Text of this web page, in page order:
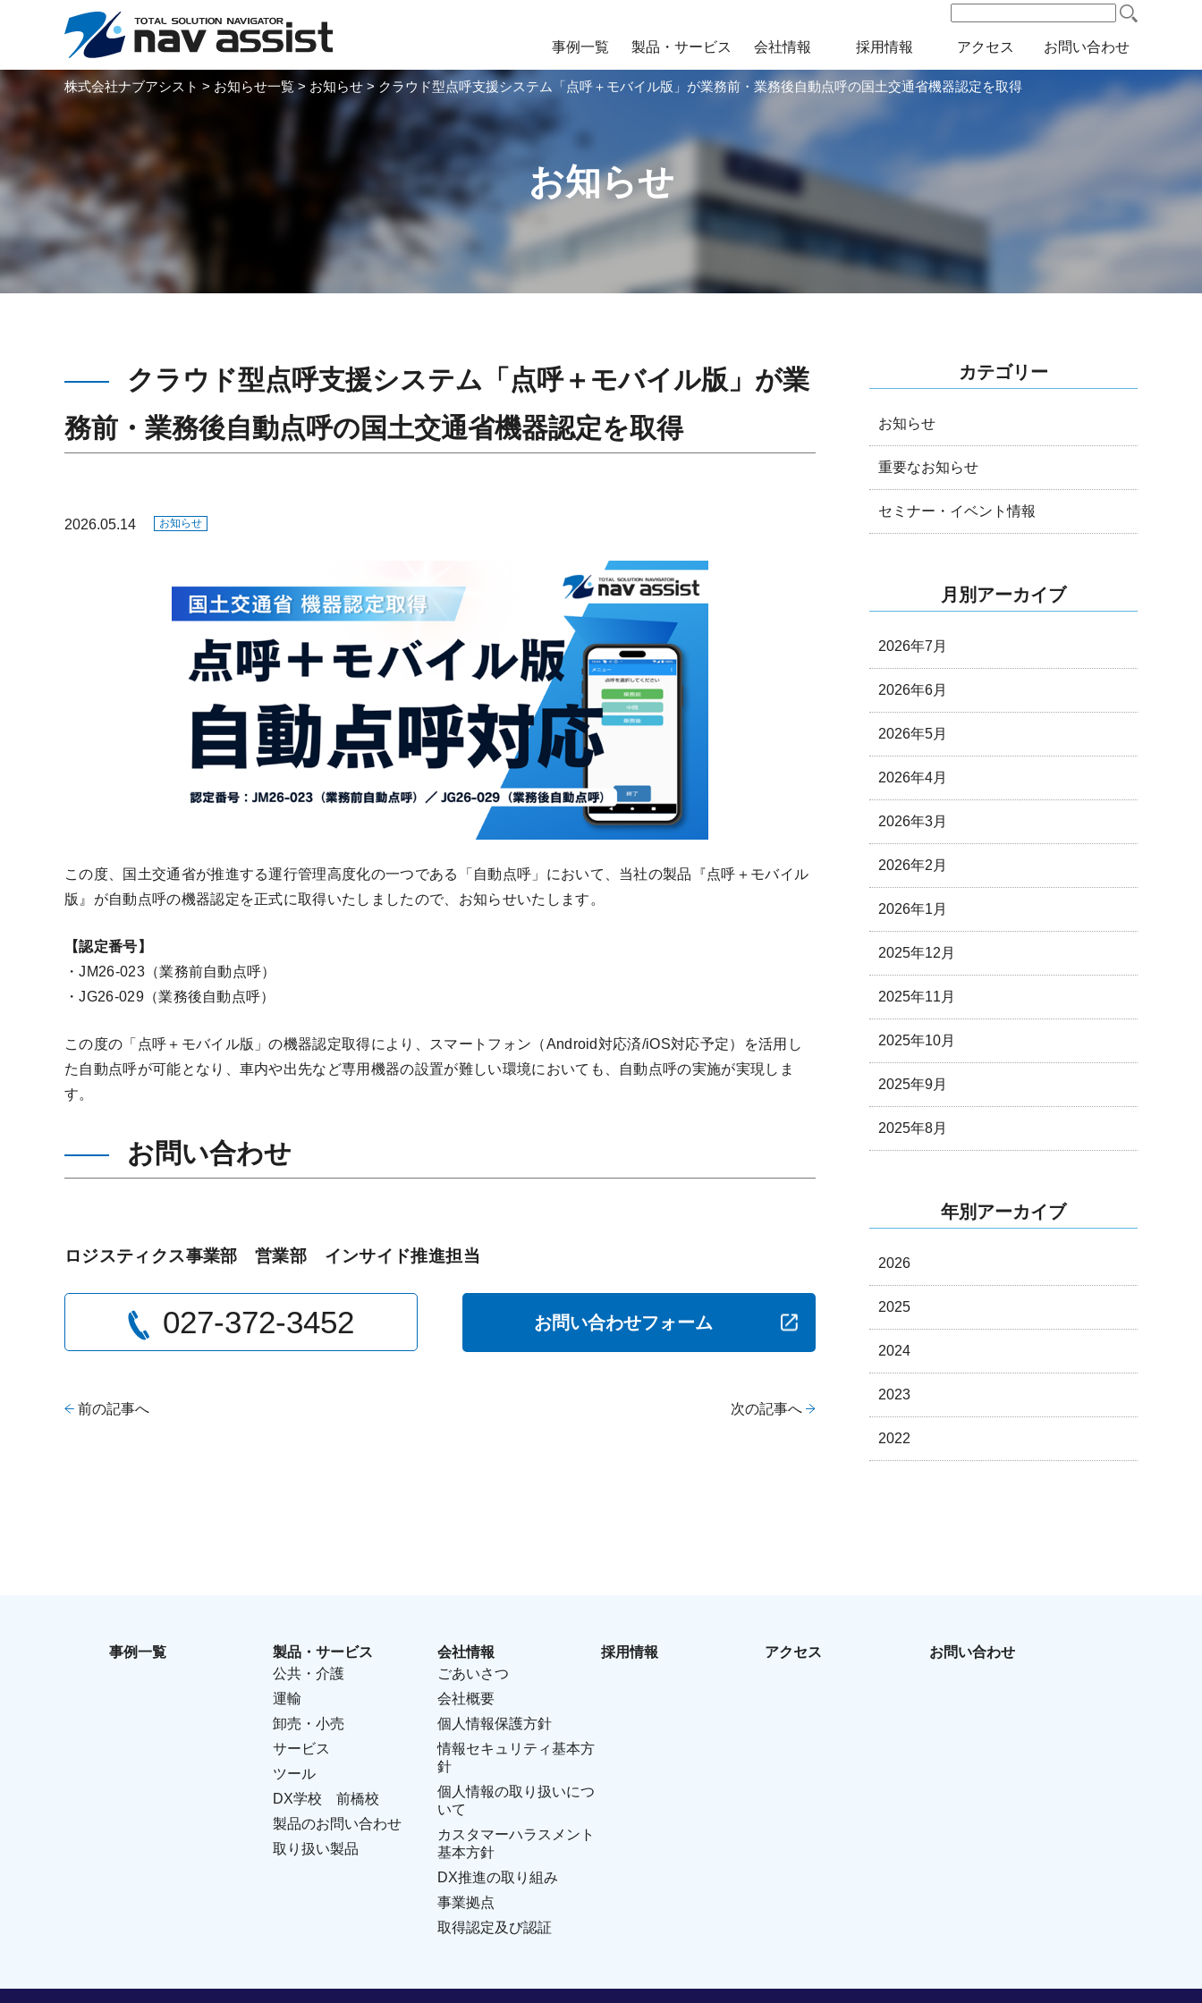
事例一覧 製品・サービス 会社情報 採用情報 アクセス お問い合わせ
株式会社ナブアシスト > お知らせ一覧> お知らせ > クラウド型点呼支援システム「点呼＋モバイル版」が業務前・業務後自動点呼の国土交通省機器認定を取得
お知らせ
クラウド型点呼支援システム「点呼＋モバイル版」が業
務前・業務後自動点呼の国土交通省機器認定を取得
2026.05.14 お知らせ
この度、国土交通省が推進する運行管理高度化の一つである「自動点呼」において、当社の製品『点呼＋モバイル
版』が自動点呼の機器認定を正式に取得いたしましたので、お知らせいたします。
【認定番号】
・JM26-023（業務前自動点呼）
・JG26-029（業務後自動点呼）
この度の「点呼＋モバイル版」の機器認定取得により、スマートフォン（Android対応済/iOS対応予定）を活用し
た自動点呼が可能となり、車内や出先など専用機器の設置が難しい環境においても、自動点呼の実施が実現しま
す。
お問い合わせ
ロジスティクス事業部 営業部 インサイド推進担当
027-372-3452 お問い合わせフォーム
前の記事へ 次の記事へ
カテゴリー
お知らせ
重要なお知らせ
セミナー・イベント情報
月別アーカイブ
2026年7月
2026年6月
2026年5月
2026年4月
2026年3月
2026年2月
2026年1月
2025年12月
2025年11月
2025年10月
2025年9月
2025年8月
年別アーカイブ
2026
2025
2024
2023
2022
事例一覧
製品・サービス
公共・介護
運輸
卸売・小売
サービス
ツール
DX学校 前橋校
製品のお問い合わせ
取り扱い製品
会社情報
ごあいさつ
会社概要
個人情報保護方針
情報セキュリティ基本方
針
個人情報の取り扱いにつ
いて
カスタマーハラスメント
基本方針
DX推進の取り組み
事業拠点
取得認定及び認証
採用情報 アクセス お問い合わせ